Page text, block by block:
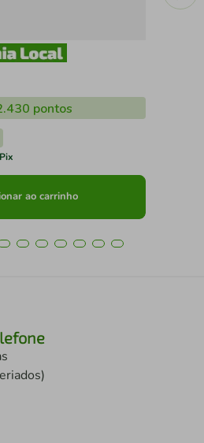
pontos
ao carrinho